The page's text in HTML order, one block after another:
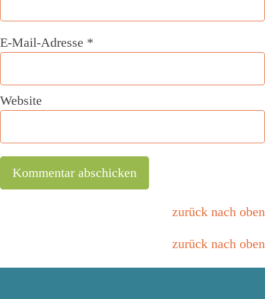
E-Mail-Adresse *
Website
zurück nach oben
zurück nach oben